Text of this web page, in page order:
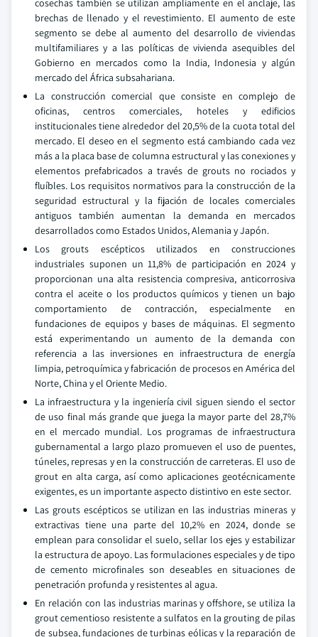
cosechas también se utilizan ampliamente en el anclaje, las
brechas de llenado y el revestimiento. El aumento de este
segmento se debe al aumento del desarrollo de viviendas
multifamiliares y a las políticas de vivienda asequibles del
Gobierno en mercados como la India, Indonesia y algún
mercado del África subsahariana.
La construcción comercial que consiste en complejo de
oficinas, centros comerciales, hoteles y edificios
institucionales tiene alrededor del 20,5% de la cuota total del
mercado. El deseo en el segmento está cambiando cada vez
más a la placa base de columna estructural y las conexiones y
elementos prefabricados a través de grouts no rociados y
fluíbles. Los requisitos normativos para la construcción de la
seguridad estructural y la fijación de locales comerciales
antiguos también aumentan la demanda en mercados
desarrollados como Estados Unidos, Alemania y Japón.
Los grouts escépticos utilizados en construcciones
industriales suponen un 11,8% de participación en 2024 y
proporcionan una alta resistencia compresiva, anticorrosiva
contra el aceite o los productos químicos y tienen un bajo
comportamiento de contracción, especialmente en
fundaciones de equipos y bases de máquinas. El segmento
está experimentando un aumento de la demanda con
referencia a las inversiones en infraestructura de energía
limpia, petroquímica y fabricación de procesos en América del
Norte, China y el Oriente Medio.
La infraestructura y la ingeniería civil siguen siendo el sector
de uso final más grande que juega la mayor parte del 28,7%
en el mercado mundial. Los programas de infraestructura
gubernamental a largo plazo promueven el uso de puentes,
túneles, represas y en la construcción de carreteras. El uso de
grout en alta carga, así como aplicaciones geotécnicamente
exigentes, es un importante aspecto distintivo en este sector.
Las grouts escépticos se utilizan en las industrias mineras y
extractivas tiene una parte del 10,2% en 2024, donde se
emplean para consolidar el suelo, sellar los ejes y estabilizar
la estructura de apoyo. Las formulaciones especiales y de tipo
de cemento microfinales son deseables en situaciones de
penetración profunda y resistentes al agua.
En relación con las industrias marinas y offshore, se utiliza la
grout cementioso resistente a sulfatos en la grouting de pilas
de subsea, fundaciones de turbinas eólicas y la reparación de